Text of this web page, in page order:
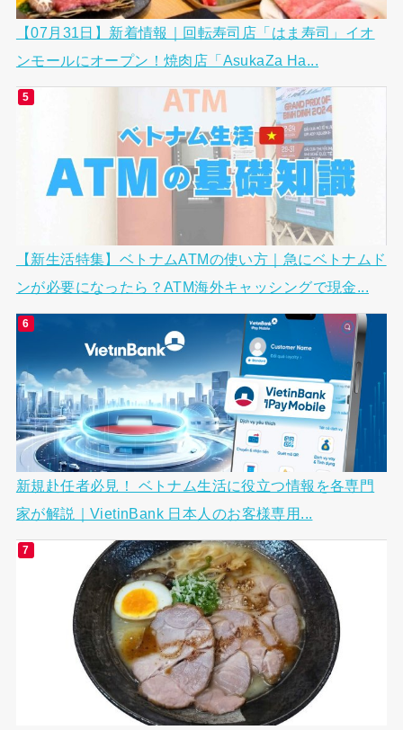
【07月31日】新着情報｜回転寿司店「はま寿司」イオ
ンモールにオープン！焼肉店「AsukaZa Ha...
【新生活特集】ベトナムATMの使い方｜急にベトナムド
ンが必要になったら？ATM海外キャッシングで現金...
新規赴任者必見！ ベトナム生活に役立つ情報を各専門
家が解説｜VietinBank 日本人のお客様専用...